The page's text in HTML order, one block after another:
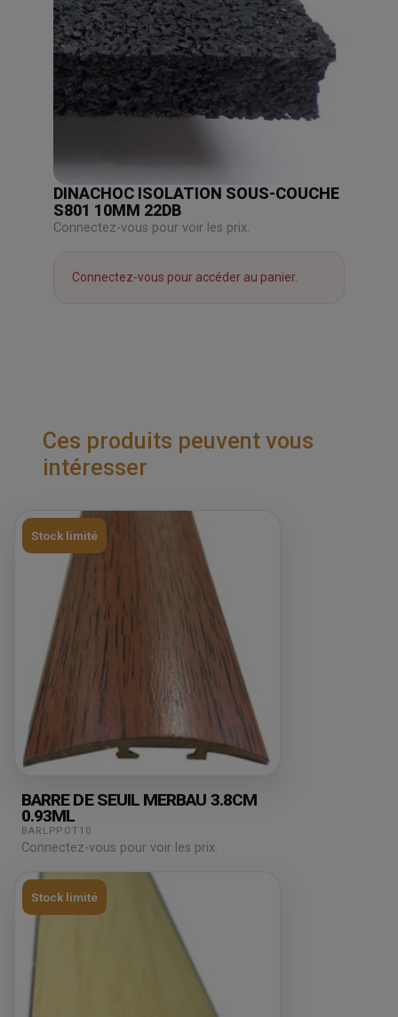
DINACHOC ISOLATION SOUS-COUCHE
S801 10MM 22DB
Connectez-vous pour voir les prix.
Connectez-vous pour accéder au panier.
Ces produits peuvent vous
intéresser
Stock limité
BARRE DE SEUIL MERBAU 3.8CM
0.93ML
BARLPPOT10
Connectez-vous pour voir les prix.
Stock limité